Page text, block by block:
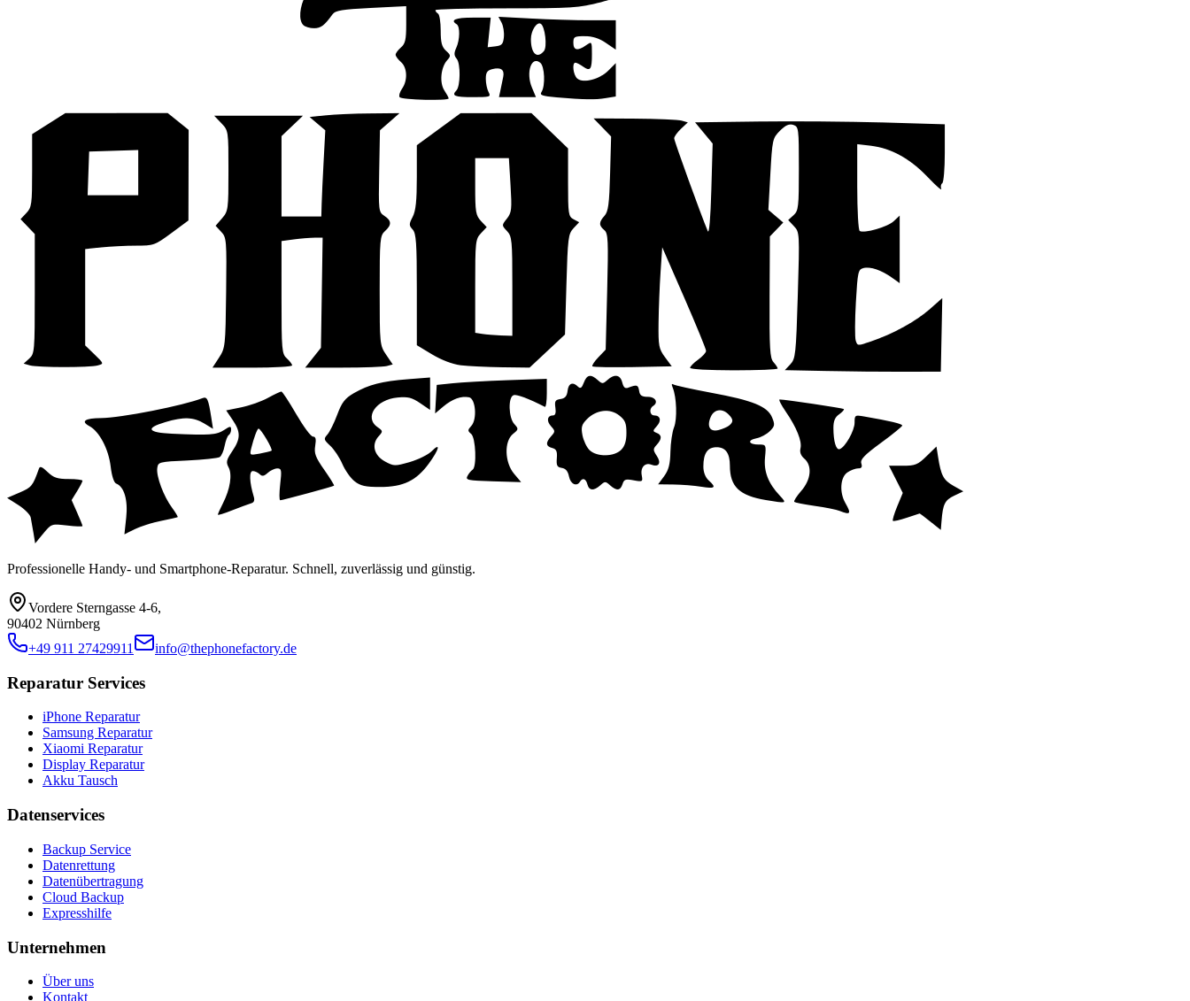
Professionelle Handy- und Smartphone-Reparatur. Schnell, zuverlässig und günstig.
Vordere Sterngasse 4-6,
90402 Nürnberg
+49 911 27429911
info@thephonefactory.de
Reparatur Services
iPhone Reparatur
Samsung Reparatur
Xiaomi Reparatur
Display Reparatur
Akku Tausch
Datenservices
Backup Service
Datenrettung
Datenübertragung
Cloud Backup
Expresshilfe
Unternehmen
Über uns
Kontakt